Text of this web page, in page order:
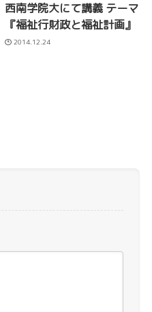
西南学院大にて講義 テーマ
『福祉行財政と福祉計画』
2014.12.24